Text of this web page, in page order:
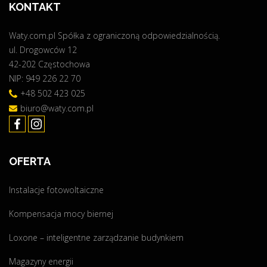
a
p
o
m
p
a
c
e
ł
=
s
z
z
KONTAKT
Waty.com.pl Spółka z ograniczoną odpowiedzialnością.
ul. Drogowców 12
42-202 Częstochowa
NIP: 949 226 22 70
+48 502 423 025
biuro@waty.com.pl
OFERTA
Instalacje fotowoltaiczne
Kompensacja mocy biernej
Loxone – inteligentne zarządzanie budynkiem
Magazyny energii